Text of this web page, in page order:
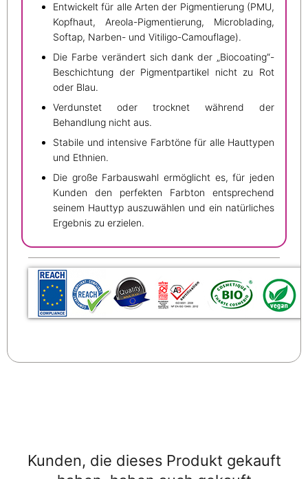
Entwickelt für alle Arten der Pigmentierung (PMU,
Kopfhaut, Areola-Pigmentierung, Microblading,
Softap, Narben- und Vitiligo-Camouflage).
Die Farbe verändert sich dank der „Biocoating“-
Beschichtung der Pigmentpartikel nicht zu Rot
oder Blau.
Verdunstet oder trocknet während der
Behandlung nicht aus.
Stabile und intensive Farbtöne für alle Hauttypen
und Ethnien.
Die große Farbauswahl ermöglicht es, für jeden
Kunden den perfekten Farbton entsprechend
seinem Hauttyp auszuwählen und ein natürliches
Ergebnis zu erzielen.
Kunden, die dieses Produkt gekauft